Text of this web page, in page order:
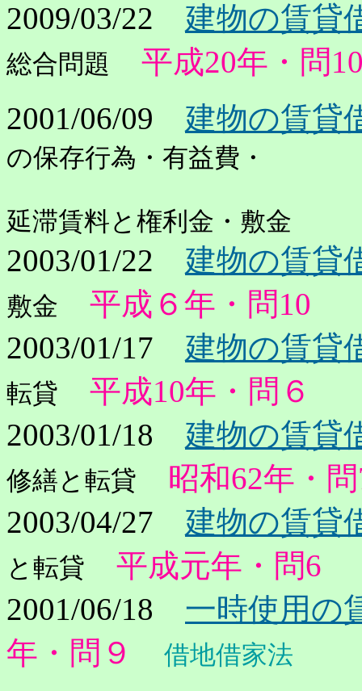
2009/03/22 建物の賃貸
総合問題
平成20年・問
2001/06/09 建物の賃貸
の保存行為・有益費・
延滞賃料と権利金・敷金
2003/01/22 建物の賃貸
敷金
平成６年・問10
2003/01/17 建物の賃貸
転貸
平成10年・問６
2003/01/18 建物の賃貸
修繕と転貸
昭和62年・
2003/04/27 建物の賃貸
と転貸
平成元年・問6
2001/06/18 一時使用の
年・問９
借地借家法